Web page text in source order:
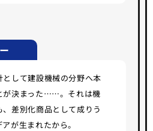
して建設機械の分野へ本
が決まった……。それは機
差別化商品として成りう
が生まれたから。